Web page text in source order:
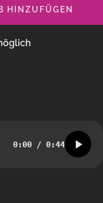
HINZUFÜGEN
0:00 / 0:44